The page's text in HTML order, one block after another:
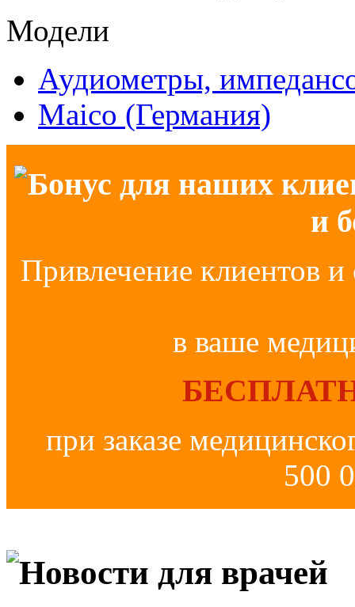
Модели
Аудиометры,
Maico (Германия)
Бонус для наших
и
Привлечение клиентов и
в ваше
при заказе
500
Новости для врачей